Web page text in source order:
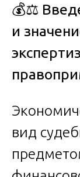
💰⚖️
и
вид